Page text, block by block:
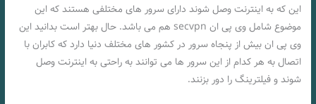
این که به اینترنت وصل شوند دارای سرور های مختلفی هستند که این
موضوع شامل وی پی ان secvpn هم می باشد. حال بهتر است بدانید این
وی پی ان بیش از پنجاه سرور در کشور های مختلف دنیا دارد که کابران با
اتصال به هر کدام از این سرور ها می توانند به راحتی به اینترنت وصل
شوند و فیلترینگ را دور بزنند.